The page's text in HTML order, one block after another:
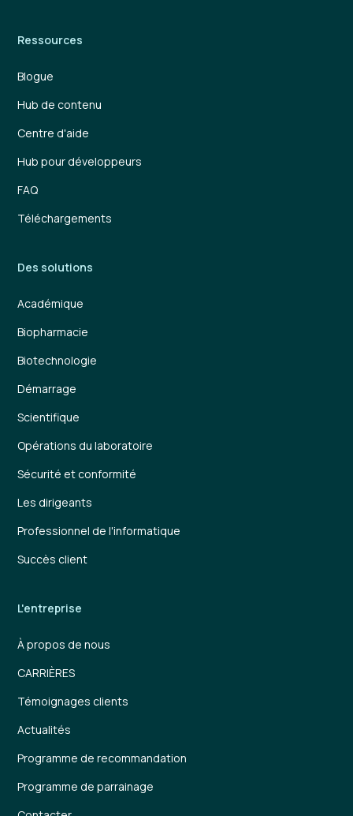
Ressources
Blogue
Hub de contenu
Centre d'aide
Hub pour développeurs
FAQ
Téléchargements
Des solutions
Académique
Biopharmacie
Biotechnologie
Démarrage
Scientifique
Opérations du laboratoire
Sécurité et conformité
Les dirigeants
Professionnel de l'informatique
Succès client
L'entreprise
À propos de nous
CARRIÈRES
Témoignages clients
Actualités
Programme de recommandation
Programme de parrainage